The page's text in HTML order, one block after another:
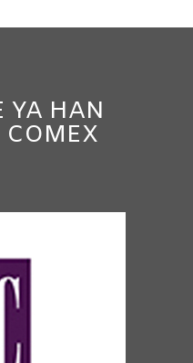
YA HAN